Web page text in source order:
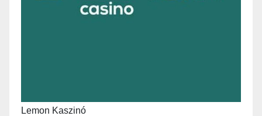
Lemon Kaszinó